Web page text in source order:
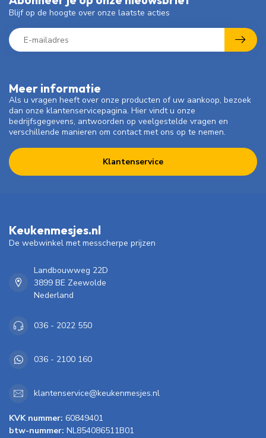
Meer informatie
Als u vragen heeft over onze producten of uw aankoop, bezoek
dan onze klantenservicepagina. Hier vindt u onze
bedrijfsgegevens, antwoorden op veelgestelde vragen en
verschillende manieren om contact met ons op te nemen.
Klantenservice
Blijf op de hoogte over onze laatste acties
Keukenmesjes.nl
De webwinkel met messcherpe prijzen
Landbouwweg 22D
3899 BE Zeewolde
Nederland
036 - 2022 550
036 - 2100 160
klantenservice@keukenmesjes.nl
KVK nummer: 60849401
btw-nummer: NL854086511B01